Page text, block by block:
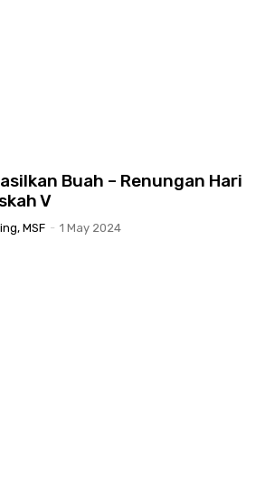
Buah – Renungan Hari
V
MSF - 1 May 2024